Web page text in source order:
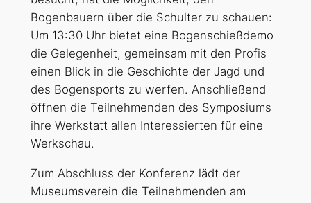
Bogenbauern über die Schulter zu schauen:
Um 13:30 Uhr bietet eine Bogenschießdemo
die Gelegenheit, gemeinsam mit den Profis
einen Blick in die Geschichte der Jagd und
des Bogensports zu werfen. Anschließend
öffnen die Teilnehmenden des Symposiums
ihre Werkstatt allen Interessierten für eine
Werkschau.
Zum Abschluss der Konferenz lädt der
Museumsverein die Teilnehmenden am